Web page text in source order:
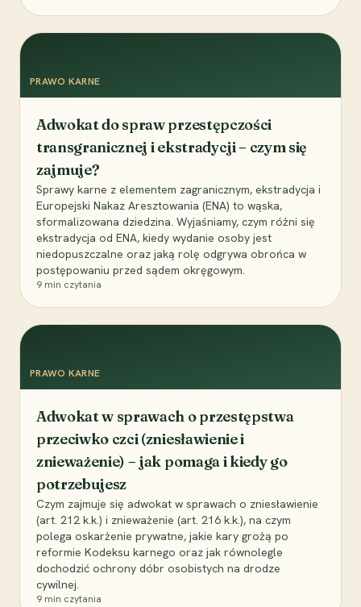
PRAWO KARNE
Adwokat do spraw przestępczości
transgranicznej i ekstradycji – czym się
zajmuje?
Sprawy karne z elementem zagranicznym, ekstradycja i
Europejski Nakaz Aresztowania (ENA) to wąska,
sformalizowana dziedzina. Wyjaśniamy, czym różni się
ekstradycja od ENA, kiedy wydanie osoby jest
niedopuszczalne oraz jaką rolę odgrywa obrońca w
postępowaniu przed sądem okręgowym.
9 min czytania
PRAWO KARNE
Adwokat w sprawach o przestępstwa
przeciwko czci (zniesławienie i
znieważenie) – jak pomaga i kiedy go
potrzebujesz
Czym zajmuje się adwokat w sprawach o zniesławienie
(art. 212 k.k.) i znieważenie (art. 216 k.k.), na czym
polega oskarżenie prywatne, jakie kary grożą po
reformie Kodeksu karnego oraz jak równolegle
dochodzić ochrony dóbr osobistych na drodze
cywilnej.
9 min czytania